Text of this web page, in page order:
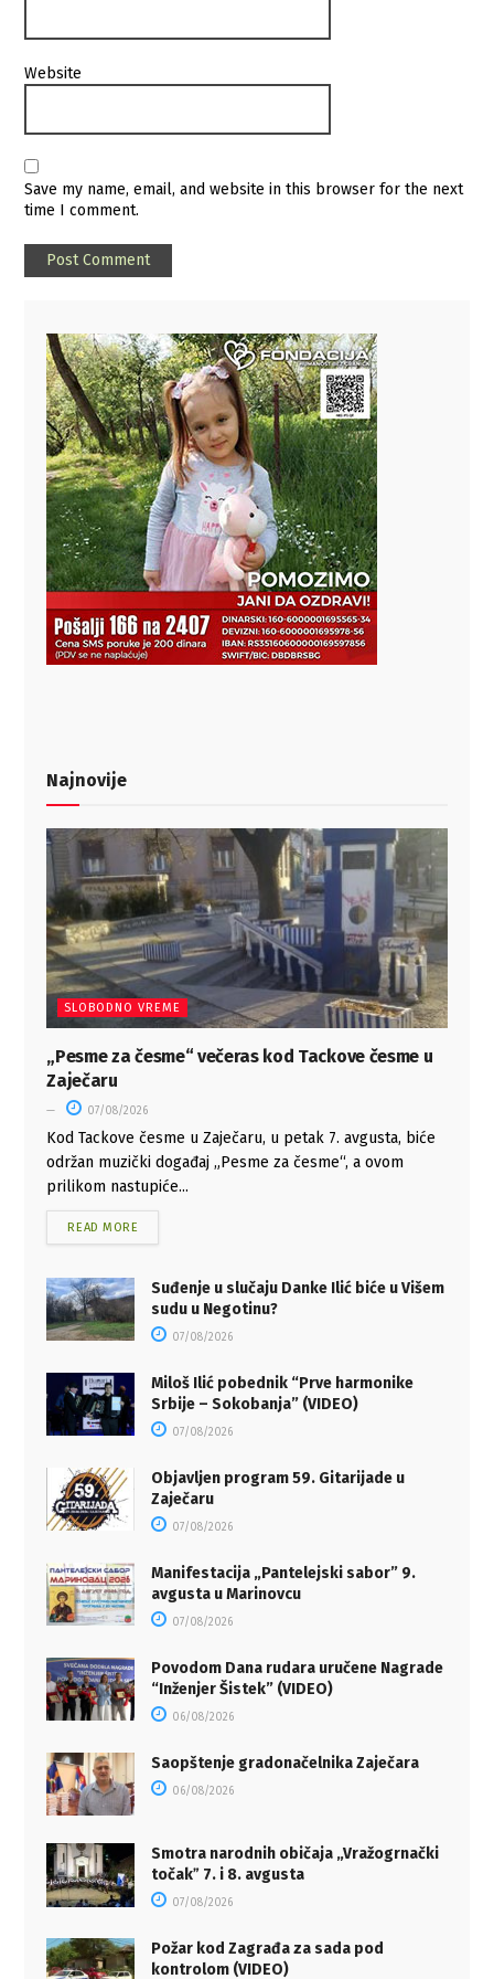
Website
Save my name, email, and website in this browser for the next
time I comment.
Najnovije
SLOBODNO VREME
„Pesme za česme“ večeras kod Tackove česme u
Zaječaru
07/08/2026
Kod Tackove česme u Zaječaru, u petak 7. avgusta, biće
održan muzički događaj „Pesme za česme“, a ovom
prilikom nastupiće...
READ MORE
Suđenje u slučaju Danke Ilić biće u Višem
sudu u Negotinu?
07/08/2026
Miloš Ilić pobednik “Prve harmonike
Srbije – Sokobanja” (VIDEO)
07/08/2026
Objavljen program 59. Gitarijade u
Zaječaru
07/08/2026
Manifestacija „Pantelejski sabor” 9.
avgusta u Marinovcu
07/08/2026
Povodom Dana rudara uručene Nagrade
“Inženjer Šistek” (VIDEO)
06/08/2026
Saopštenje gradonačelnika Zaječara
06/08/2026
Smotra narodnih običaja „Vražogrnački
točakˮ 7. i 8. avgusta
07/08/2026
Požar kod Zagrađa za sada pod
kontrolom (VIDEO)